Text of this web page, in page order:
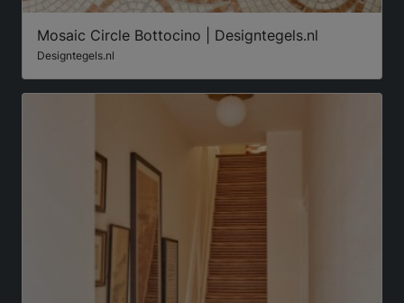
Mosaic Circle Bottocino | Designtegels.nl
Designtegels.nl